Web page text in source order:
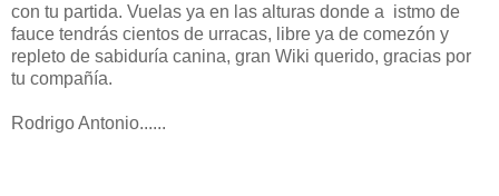
con tu partida. Vuelas ya en las alturas donde a istmo de
fauce tendrás cientos de urracas, libre ya de comezón y
repleto de sabiduría canina, gran Wiki querido, gracias por
tu compañía.
Rodrigo Antonio......